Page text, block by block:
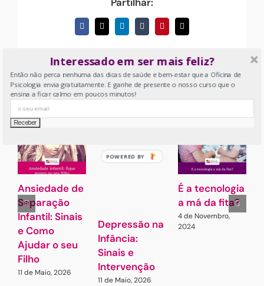
Facebook
X LinkedInTumblrPinterestEmail
(necessário
publicado)
Artigos Relacionados
Ansiedade de
Separação
Infantil: Sinais
e Como
Ajudar o seu
Filho
11 de Maio, 2026
Depressão na
Infância:
Sinais e
Intervenção
11 de Maio, 2026
É a tecnologia
a má da fita?
4 de Novembro,
2024
Interessado em ser mais feliz?
Então não perca nenhuma das dicas de saúde e bem-estar que a Oficina de
Psicologia envia gratuitamente. E ganhe de presente o nosso curso que o
ensina a ficar calmo em poucos minutos!
POWERED BY